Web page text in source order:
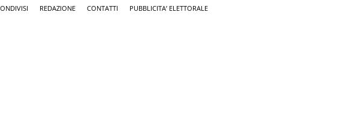
REDAZIONE CONTATTI PUBBLICITA’ ELETTORALE